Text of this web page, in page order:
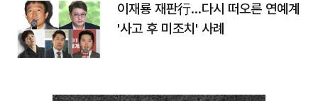
이재룡 재판行…다시 떠오른 연예계
'사고 후 미조치' 사례